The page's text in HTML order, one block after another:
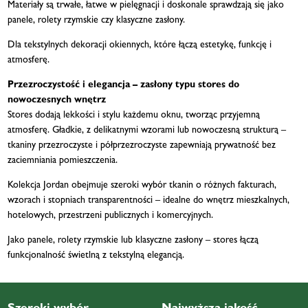
Materiały są trwałe, łatwe w pielęgnacji i doskonale sprawdzają się jako
panele, rolety rzymskie czy klasyczne zasłony.
Dla tekstylnych dekoracji okiennych, które łączą estetykę, funkcję i
atmosferę.
Przezroczystość i elegancja – zasłony typu stores do
nowoczesnych wnętrz
Stores dodają lekkości i stylu każdemu oknu, tworząc przyjemną
atmosferę. Gładkie, z delikatnymi wzorami lub nowoczesną strukturą –
tkaniny przezroczyste i półprzezroczyste zapewniają prywatność bez
zaciemniania pomieszczenia.
Kolekcja Jordan obejmuje szeroki wybór tkanin o różnych fakturach,
wzorach i stopniach transparentności – idealne do wnętrz mieszkalnych,
hotelowych, przestrzeni publicznych i komercyjnych.
Jako panele, rolety rzymskie lub klasyczne zasłony – stores łączą
funkcjonalność świetlną z tekstylną elegancją.